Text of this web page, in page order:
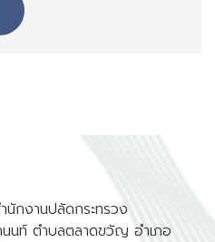
กงานปลัดกระทรวง
นท์ ตำบลตลาดขวัญ อำเภอ